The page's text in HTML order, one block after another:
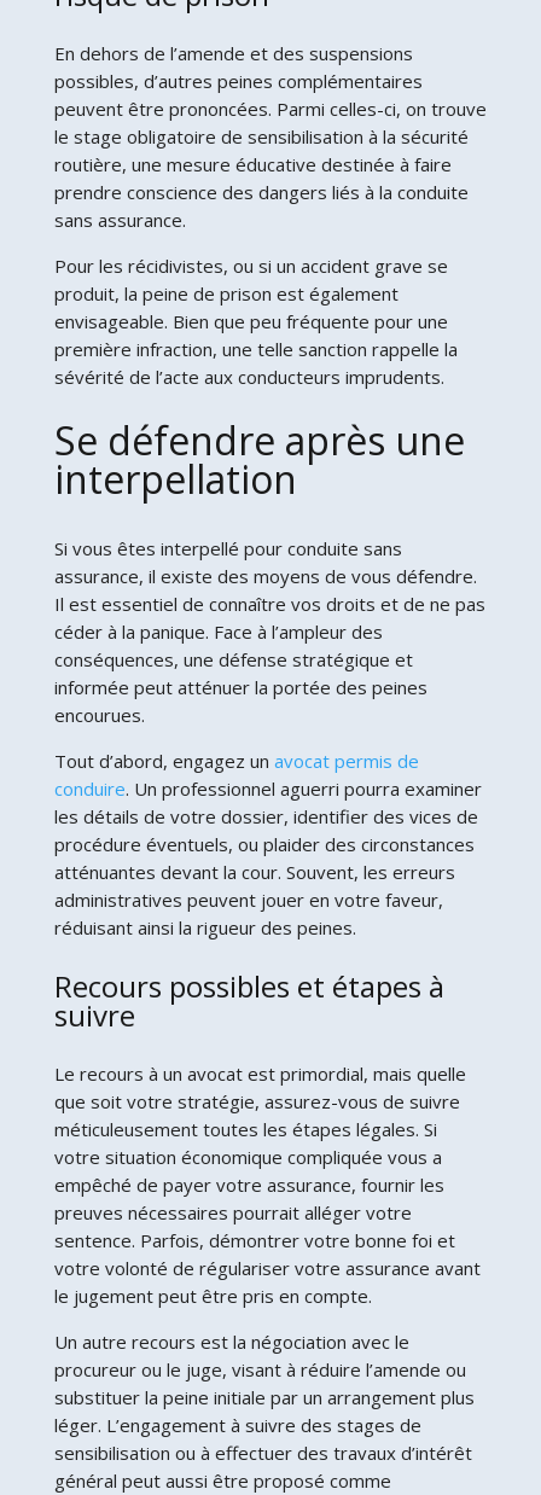
En dehors de l’amende et des suspensions
possibles, d’autres peines complémentaires
peuvent être prononcées. Parmi celles-ci, on trouve
le stage obligatoire de sensibilisation à la sécurité
routière, une mesure éducative destinée à faire
prendre conscience des dangers liés à la conduite
sans assurance.
Pour les récidivistes, ou si un accident grave se
produit, la peine de prison est également
envisageable. Bien que peu fréquente pour une
première infraction, une telle sanction rappelle la
sévérité de l’acte aux conducteurs imprudents.
Se défendre après une
interpellation
Si vous êtes interpellé pour conduite sans
assurance, il existe des moyens de vous défendre.
Il est essentiel de connaître vos droits et de ne pas
céder à la panique. Face à l’ampleur des
conséquences, une défense stratégique et
informée peut atténuer la portée des peines
encourues.
Tout d’abord, engagez un avocat permis de
conduire. Un professionnel aguerri pourra examiner
les détails de votre dossier, identifier des vices de
procédure éventuels, ou plaider des circonstances
atténuantes devant la cour. Souvent, les erreurs
administratives peuvent jouer en votre faveur,
réduisant ainsi la rigueur des peines.
Recours possibles et étapes à
suivre
Le recours à un avocat est primordial, mais quelle
que soit votre stratégie, assurez-vous de suivre
méticuleusement toutes les étapes légales. Si
votre situation économique compliquée vous a
empêché de payer votre assurance, fournir les
preuves nécessaires pourrait alléger votre
sentence. Parfois, démontrer votre bonne foi et
votre volonté de régulariser votre assurance avant
le jugement peut être pris en compte.
Un autre recours est la négociation avec le
procureur ou le juge, visant à réduire l’amende ou
substituer la peine initiale par un arrangement plus
léger. L’engagement à suivre des stages de
sensibilisation ou à effectuer des travaux d’intérêt
général peut aussi être proposé comme